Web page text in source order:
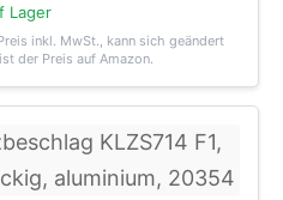
Lager
inkl. MwSt., kann sich geändert
der Preis auf Amazon.